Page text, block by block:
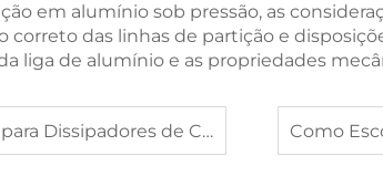
em alumínio sob pressão, as
das linhas de partição e
liga de alumínio e as propriedades
de Calor em Eletrônicos